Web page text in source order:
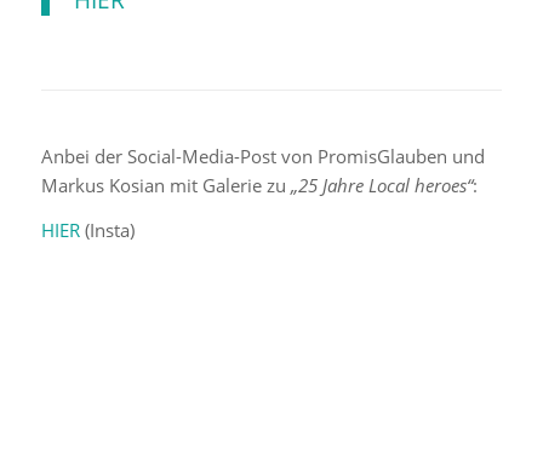
Anbei der Social-Media-Post von PromisGlauben und
Markus Kosian mit Galerie zu „25 Jahre Local heroes“:
HIER(Insta)